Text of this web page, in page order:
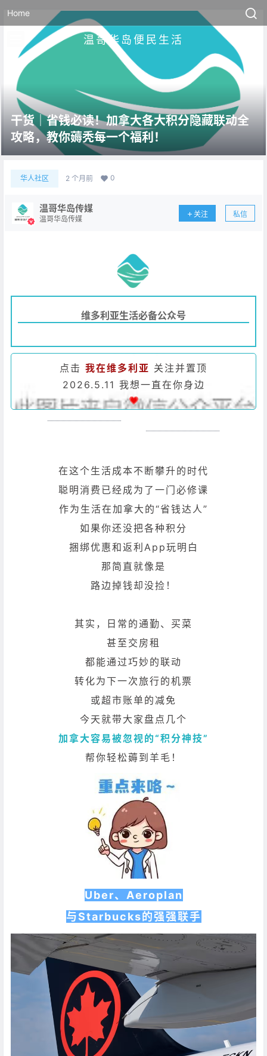
Home
温哥华岛便民生活
干货｜省钱必读！加拿大各大积分隐藏联动全
攻略，教你薅秃每一个福利！
华人社区 2 个月前 0
温哥华岛传媒
温哥华岛传媒
关注 私信
维多利亚生活必备公众号
点击 我在维多利亚 关注并置顶
2026.5.11 我想一直在你身边
在这个生活成本不断攀升的时代
聪明消费已经成为了一门必修课
作为生活在加拿大的“省钱达人”
如果你还没把各种积分
捆绑优惠和返利App玩明白
那简直就像是
路边掉钱却没捡！
其实，日常的通勤、买菜
甚至交房租
都能通过巧妙的联动
转化为下一次旅行的机票
或超市账单的减免
今天就带大家盘点几个
加拿大容易被忽视的“积分神技”
帮你轻松薅到羊毛！
Uber、Aeroplan
与Starbucks的强强联手